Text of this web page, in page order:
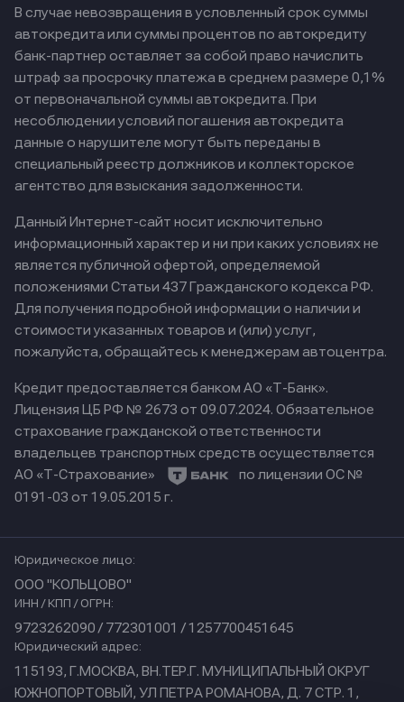
В случае невозвращения в условленный срок суммы
автокредита или суммы процентов по автокредиту
банк-партнер оставляет за собой право начислить
штраф за просрочку платежа в среднем размере 0,1%
от первоначальной суммы автокредита. При
несоблюдении условий погашения автокредита
данные о нарушителе могут быть переданы в
специальный реестр должников и коллекторское
агентство для взыскания задолженности.
Данный Интернет-сайт носит исключительно
информационный характер и ни при каких условиях не
является публичной офертой, определяемой
положениями Статьи 437 Гражданского кодекса РФ.
Для получения подробной информации о наличии и
стоимости указанных товаров и (или) услуг,
пожалуйста, обращайтесь к менеджерам автоцентра.
Кредит предоставляется банком АО «Т-Банк».
Лицензия ЦБ РФ № 2673 от 09.07.2024. Обязательное
страхование гражданской ответственности
владельцев транспортных средств осуществляется
АО «Т-Страхование»
по лицензии ОС №
0191-03 от 19.05.2015 г.
Юридическое лицо:
ООО "КОЛЬЦОВО"
ИНН / КПП / ОГРН:
9723262090 / 772301001 / 1257700451645
Юридический адрес:
115193, Г.МОСКВА, ВН.ТЕР.Г. МУНИЦИПАЛЬНЫЙ ОКРУГ
ЮЖНОПОРТОВЫЙ, УЛ ПЕТРА РОМАНОВА, Д. 7 СТР. 1,